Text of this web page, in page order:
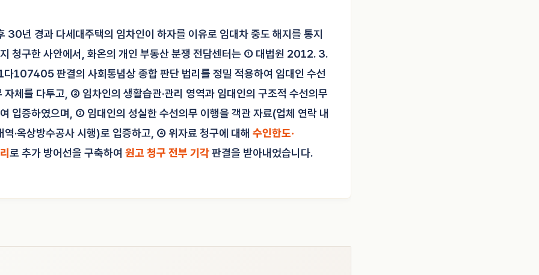
30년 경과 다세대주택의 임차인이 하자를 이유로 임대차 중도 해지를 통지
청구한 사안에서, 화온의 개인 부동산 분쟁 전담센터는 ① 대법원 2012. 3.
107405 판결의 사회통념상 종합 판단 법리를 정밀 적용하여 임대인 수선
자체를 다투고, ② 임차인의 생활습관·관리 영역과 임대인의 구조적 수선의무
입증하였으며, ③ 임대인의 성실한 수선의무 이행을 객관 자료(업체 연락 내
역·옥상방수공사 시행)로 입증하고, ④ 위자료 청구에 대해 수인한도·
로 추가 방어선을 구축하여 원고 청구 전부 기각판결을 받아내었습니다.